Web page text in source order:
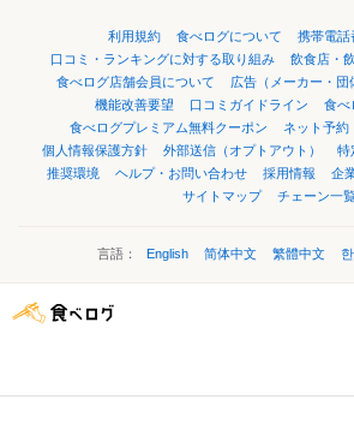
利用規約 食べログについて
携帯電話
口コミ・ランキングに対する取り組み
飲食店・
食べログ店舗会員について
広告（メーカー・団
機能改善要望
口コミガイドライン
食べ
食べログプレミアム無料クーポン
ネット予約
個人情報保護方針
外部送信（オプトアウト）
特
推奨環境
ヘルプ・お問い合わせ 採用情報 企
サイトマップ
チェーン一
言語： English 简体中文 繁體中文